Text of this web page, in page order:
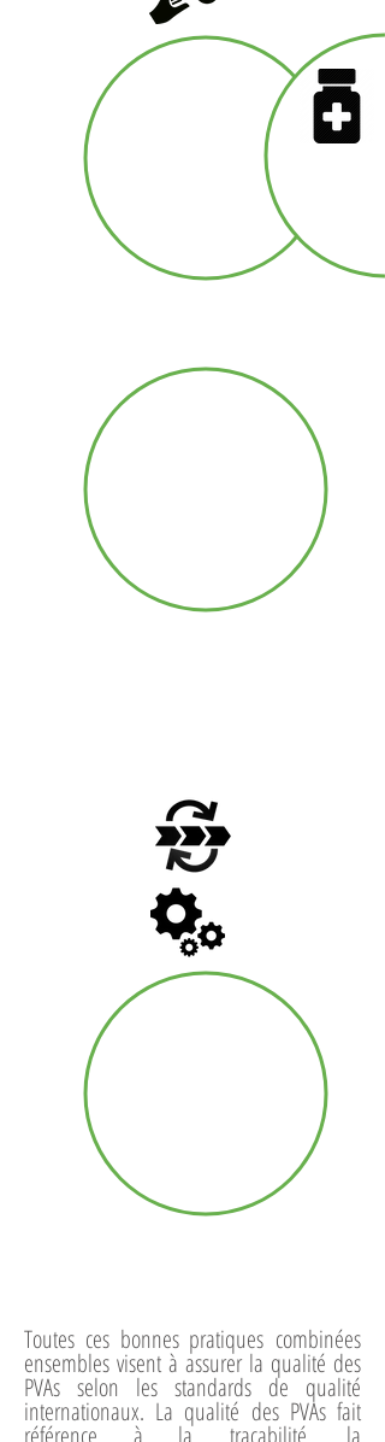
Ceuillette
Conditionneme
Modes opératoires
Toutes ces bonnes pratiques combinées
ensembles visent à assurer la qualité des
PVAs selon les standards de qualité
internationaux. La qualité des PVAs fait
référence à la traçabilité, la